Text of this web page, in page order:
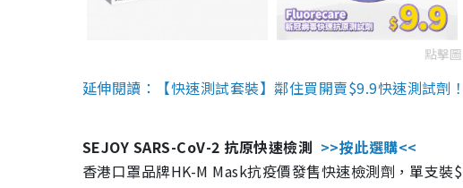
點擊
延伸閱讀：【快速測試套裝】鄰住買開賣$9.9快速測試劑
SEJOY SARS-CoV-2 抗原快速檢測 >>按此選購<<
香港口罩品牌HK-M Mask抗疫價發售快速檢測劑，單支